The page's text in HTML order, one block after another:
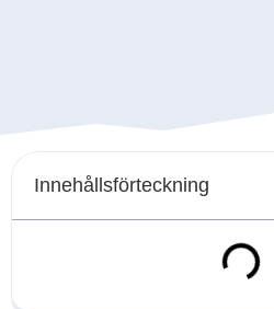
Innehållsförteckning